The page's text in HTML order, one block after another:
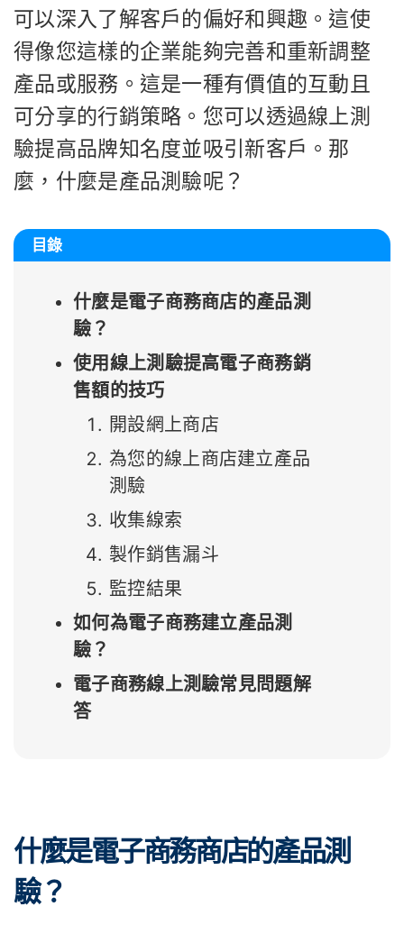
可以深入了解客戶的偏好和興趣。這使
得像您這樣的企業能夠完善和重新調整
產品或服務。這是一種有價值的互動且
可分享的行銷策略。您可以透過線上測
驗提高品牌知名度並吸引新客戶。那
麼，什麼是產品測驗呢？
目錄
什麼是電子商務商店的產品測
驗？
使用線上測驗提高電子商務銷
售額的技巧
開設網上商店
為您的線上商店建立產品
測驗
收集線索
製作銷售漏斗
監控結果
如何為電子商務建立產品測
驗？
電子商務線上測驗常見問題解
答
什麼是電子商務商店的產品測
驗？